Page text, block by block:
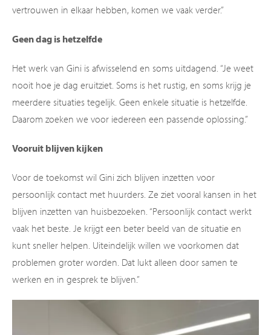
vertrouwen in elkaar hebben, komen we vaak verder.”
Geen dag is hetzelfde
Het werk van Gini is afwisselend en soms uitdagend. “Je weet
nooit hoe je dag eruitziet. Soms is het rustig, en soms krijg je
meerdere situaties tegelijk. Geen enkele situatie is hetzelfde.
Daarom zoeken we voor iedereen een passende oplossing.”
Vooruit blijven kijken
Voor de toekomst wil Gini zich blijven inzetten voor
persoonlijk contact met huurders. Ze ziet vooral kansen in het
blijven inzetten van huisbezoeken. “Persoonlijk contact werkt
vaak het beste. Je krijgt een beter beeld van de situatie en
kunt sneller helpen. Uiteindelijk willen we voorkomen dat
problemen groter worden. Dat lukt alleen door samen te
werken en in gesprek te blijven.”